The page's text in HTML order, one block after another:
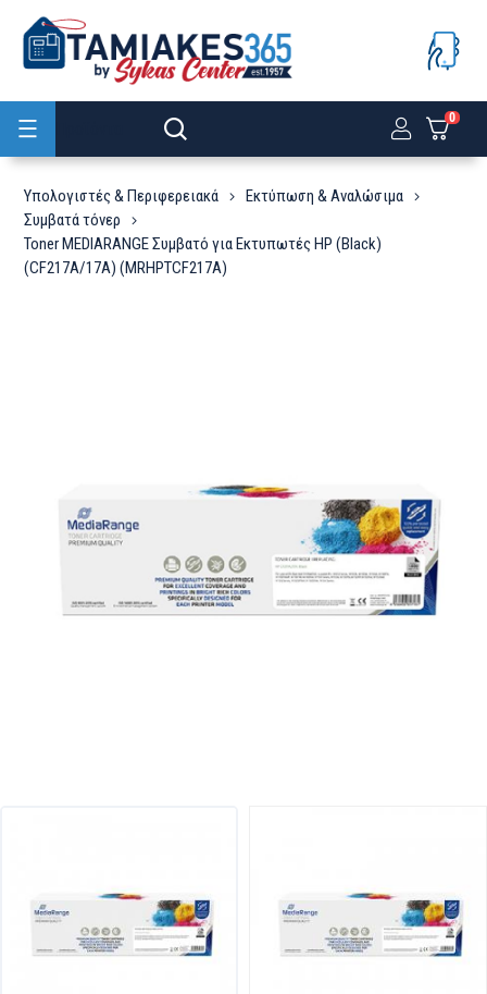
0
Υπολογιστές & Περιφερειακά
Εκτύπωση & Αναλώσιμα
Συμβατά τόνερ
Toner MEDIARANGE Συμβατό για Εκτυπωτές HP (Black)
(CF217A/17A) (MRHPTCF217A)